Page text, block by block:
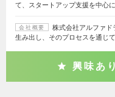
て、スタートアップ支援を中心
会社概要
株式会社アルファド
生み出し、そのプロセスを通じ
興味あり